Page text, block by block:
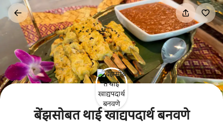
कंटेंटवर
जा
बेंझसोबत थाई खाद्यपदार्थ बनवणे